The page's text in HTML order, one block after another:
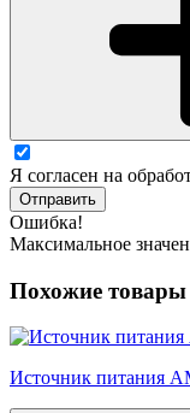
Я согласен на
Отправить
Ошибка!
Максимальное
Похожие товары
Источник питания